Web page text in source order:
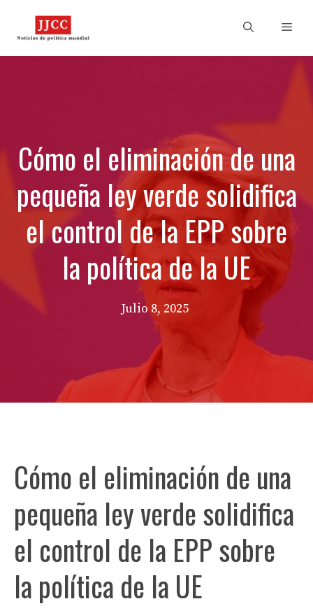
Cómo el eliminación de una
pequeña ley verde solidifica
el control de la EPP sobre
la política de la UE
Julio 8, 2025
Cómo el eliminación de una
pequeña ley verde solidifica
el control de la EPP sobre
la política de la UE